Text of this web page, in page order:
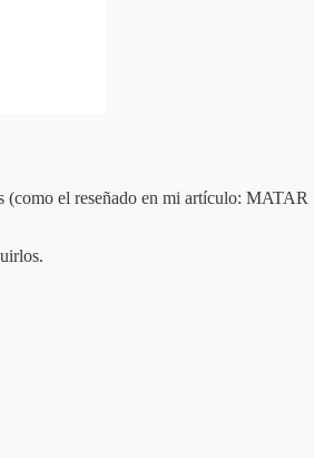
(como el reseñado en mi artículo: MATAR